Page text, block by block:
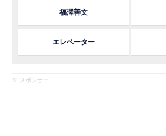
福澤善文
エレベーター
※ スポンサー